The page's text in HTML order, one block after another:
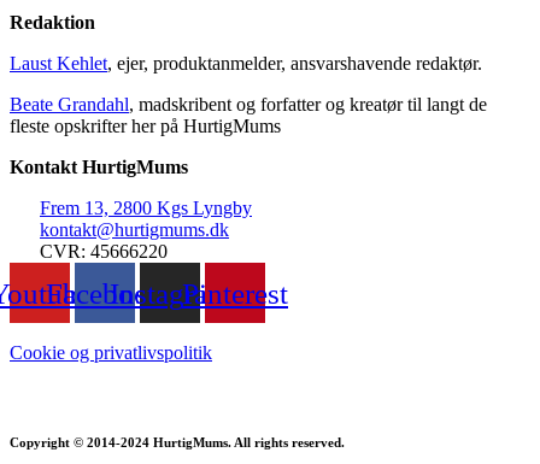
Redaktion
Laust Kehlet, ejer, produktanmelder, ansvarshavende redaktør.
Beate Grandahl, madskribent og forfatter og kreatør til langt de
fleste opskrifter her på HurtigMums
Kontakt HurtigMums
Frem 13, 2800 Kgs Lyngby
kontakt@hurtigmums.dk
CVR: 45666220
FacebookInstagramPinterest
Cookie og privatlivspolitik
Copyright © 2014-2024 HurtigMums. All rights reserved.